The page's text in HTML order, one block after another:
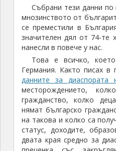
Събрани тези данни
мнозинството от
се преместили в
значителен дял от 74-те
нанесли в повече у нас.
Това е всичко,
Германия. Както писах в
данните за диаспората
месторождението,
гражданство, колко
нямат българско
на такова и колко са
статус, доходите,
двата края средно за